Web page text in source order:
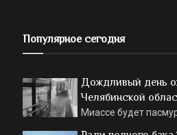
Популярное сегодня
Дождливый день
Челябинской
Миассе будет